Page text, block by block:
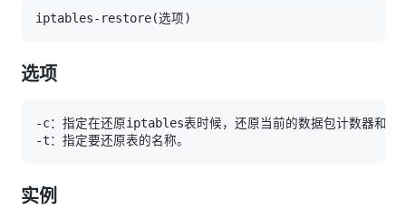
iptables-restore(选项)
选项
实例